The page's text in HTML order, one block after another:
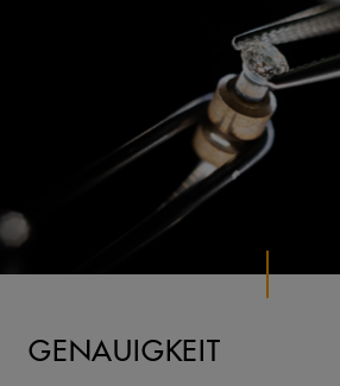
GENAUIGKEIT